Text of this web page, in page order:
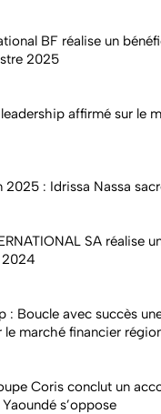
BF réalise un
2025
affirmé sur le
: Idrissa Nassa
SA réalise
2024
: Boucle avec succès
le marché financier
Coris conclut un
s’oppose